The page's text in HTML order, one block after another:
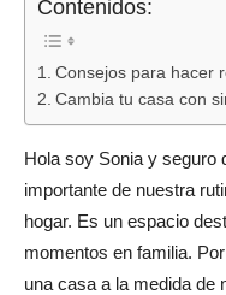
Contenidos:
Consejos para hacer
Cambia tu casa con
Hola soy Sonia y seguro
importante de nuestra
hogar. Es un espacio
momentos en familia.
una casa a la medida de